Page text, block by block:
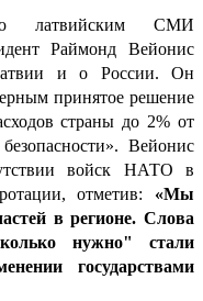
латвийским СМИ
Раймонд Вейонис
и о России. Он
принятое решение
страны до 2% от
Вейонис
войск НАТО в
отметив: «Мы
в регионе. Слова
нужно" стали
государствами